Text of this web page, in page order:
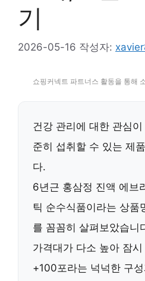
기
2026-05-16 작성자:
쇼핑커넥트 파트너스 활동을 통해
건강 관리에 대한 관심
준히 섭취할 수 있는 제
다.
6년근 홍삼정 진액 에브
틱 순수식품이라는 상품
를 꼼꼼히 살펴보았습니
가격대가 다소 높아 잠
+100포라는 넉넉한 구